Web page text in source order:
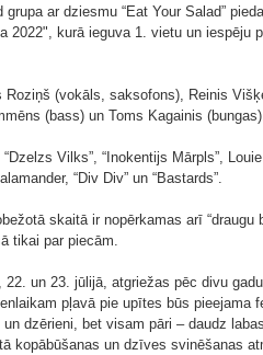
ar dziesmu “Eat Your Salad”
2022", kurā ieguva 1. vietu un iespēju
(vokāls, saksofons), Reinis
(bass) un Toms Kagainis
Vilks”, “Inokentijs Mārpls”, Louie
“Div Div” un “Bastards”.
skaitā ir nopērkamas arī “draugu
tikai par piecām.
22. un 23. jūlijā, atgriežas pēc divu gadu
pļavā pie upītes būs pieejama
dzērieni, bet visam pāri – daudz labas
kopābūšanas un dzīves svinēšanas